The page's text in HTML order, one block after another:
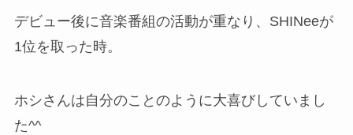
デビュー後に音楽番組の活動が重なり、SHINeeが
1位を取った時。
ホシさんは自分のことのように大喜びしていまし
た^^